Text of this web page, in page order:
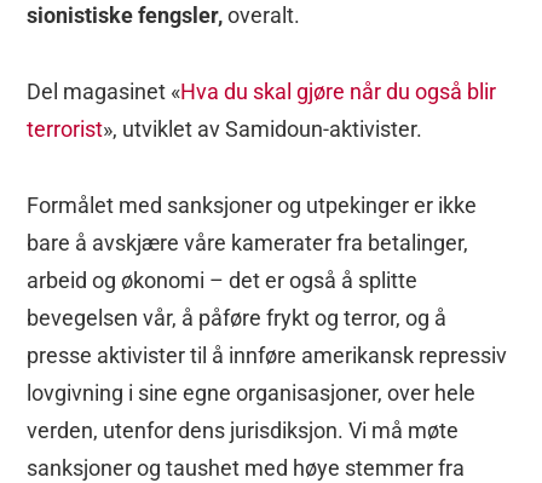
sionistiske fengsler,overalt.
Del magasinet «Hva du skal gjøre når du også blir
terrorist», utviklet av Samidoun-aktivister.
Formålet med sanksjoner og utpekinger er ikke
bare å avskjære våre kamerater fra betalinger,
arbeid og økonomi – det er også å splitte
bevegelsen vår, å påføre frykt og terror, og å
presse aktivister til å innføre amerikansk repressiv
lovgivning i sine egne organisasjoner, over hele
verden, utenfor dens jurisdiksjon. Vi må møte
sanksjoner og taushet med høye stemmer fra